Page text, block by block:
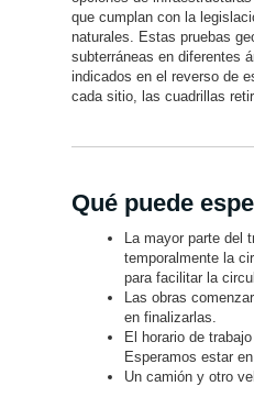
que cumplan con la
naturales. Estas pruebas
subterráneas en diferentes
indicados en el reverso de
cada sitio, las cuadrillas
Qué puede
La mayor parte del
temporalmente la
para facilitar la
Las obras
en finalizarlas.
El horario de
Esperamos estar
Un camión y otro